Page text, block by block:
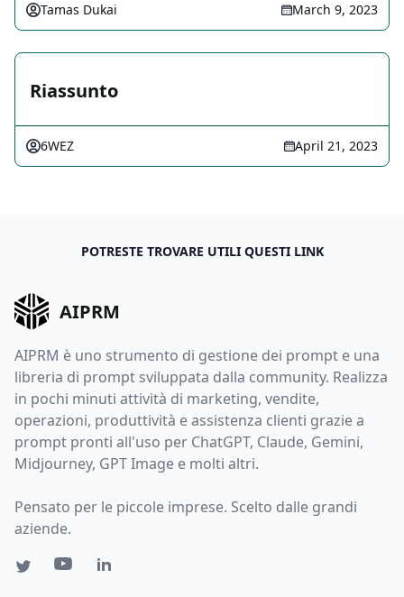
Tamas Dukai March 9, 2023
Riassunto
6WEZ April 21, 2023
POTRESTE TROVARE UTILI QUESTI LINK
AIPRM
AIPRM è uno strumento di gestione dei prompt e una
libreria di prompt sviluppata dalla community. Realizza
in pochi minuti attività di marketing, vendite,
operazioni, produttività e assistenza clienti grazie a
prompt pronti all'uso per ChatGPT, Claude, Gemini,
Midjourney, GPT Image e molti altri.
Pensato per le piccole imprese. Scelto dalle grandi
aziende.